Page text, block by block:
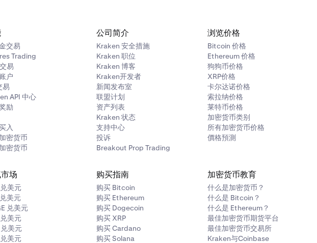
交易
Trading
易
户
易
API 中心
励
入
密货币
密货币
公司简介
Kraken 安全措施
Kraken 职位
Kraken 博客
Kraken开发者
新闻发布室
联盟计划
资产列表
Kraken 状态
支持中心
投诉
Breakout Prop Trading
浏览价格
Bitcoin 价格
Ethereum 价格
狗狗币价格
XRP价格
卡尔达诺价格
索拉纳价格
莱特币价格
加密货币类别
所有加密货币价格
價格預測
场
美元
美元
兑美元
美元
美元
美元
购买指南
购买 Bitcoin
购买 Ethereum
购买 Dogecoin
购买 XRP
购买 Cardano
购买 Solana
加密货币教育
什么是加密货币？
什么是 Bitcoin？
什么是 Ethereum？
最佳加密货币期货平台
最佳加密货币交易所
Kraken与Coinbase